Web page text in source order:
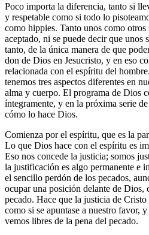
Poco importa la diferencia, tanto si
y respetable como si todo lo
como hippies. Tanto unos como
aceptado, ni se puede decir que unos
tanto, de la única manera de que
don de Dios en Jesucristo, y en eso
relacionada con el espíritu del
tenemos tres aspectos diferentes en
alma y cuerpo. El programa de Dios
íntegramente, y en la próxima serie
cómo lo hace Dios.
Comienza por el espíritu, que es la
Lo que Dios hace con el espíritu es
Eso nos concede la justicia; somos
la justificación es algo permanente e
el sencillo perdón de los pecados,
ocupar una posición delante de Dios,
pecado. Hace que la justicia de Cristo
como si se apuntase a nuestro favor,
vemos libres de la pena del pecado.